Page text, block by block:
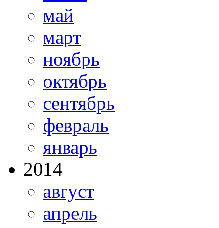
май
март
ноябрь
октябрь
сентябрь
февраль
январь
2014
август
апрель